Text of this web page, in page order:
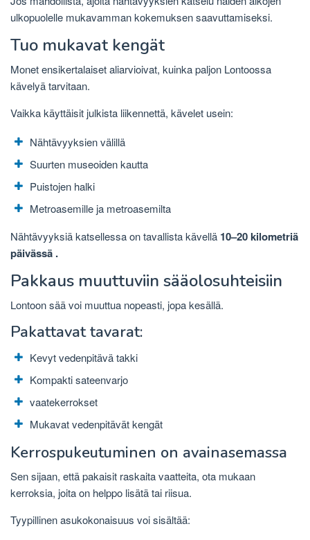
ulkopuolelle mukavamman kokemuksen saavuttamiseksi.
Tuo mukavat kengät
Monet ensikertalaiset aliarvioivat, kuinka paljon Lontoossa
kävelyä tarvitaan.
Vaikka käyttäisit julkista liikennettä, kävelet usein:
Nähtävyyksien välillä
Suurten museoiden kautta
Puistojen halki
Metroasemille ja metroasemilta
Nähtävyyksiä katsellessaon tavallista kävellä 10–20 kilometriä
päivässä .
Pakkaus muuttuviin sääolosuhteisiin
Lontoon sää voi muuttua nopeasti, jopa kesällä.
Pakattavat tavarat:
Kevyt vedenpitävä takki
Kompakti sateenvarjo
vaatekerrokset
Mukavat vedenpitävät kengät
Kerrospukeutuminen on avainasemassa
Sen sijaan, että pakaisit raskaita vaatteita, ota mukaan
kerroksia, joita on helppo lisätä tai riisua.
Tyypillinen asukokonaisuus voi sisältää: